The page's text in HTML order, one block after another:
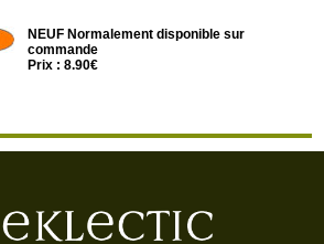
NEUF Normalement disponible sur
commande
Prix : 8.90€